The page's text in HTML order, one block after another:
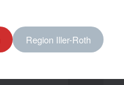
Region Iller-Roth